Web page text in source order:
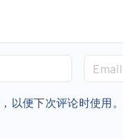
m
a
以便下次评论时使用。